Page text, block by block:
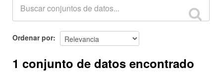
Ordenar por
1 conjunto de datos encontrado